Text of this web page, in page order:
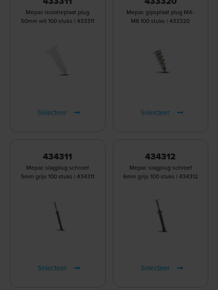
Mepac isolatieplaat plug
50mm wit 100 stuks | 433311
Selecteer
Mepac gipsplaat plug M4-
M6 100 stuks | 433320
Selecteer
434311
Mepac slagplug schroef
5mm grijs 100 stuks | 434311
Selecteer
434312
Mepac slagplug schroef
6mm grijs 100 stuks | 434312
Selecteer